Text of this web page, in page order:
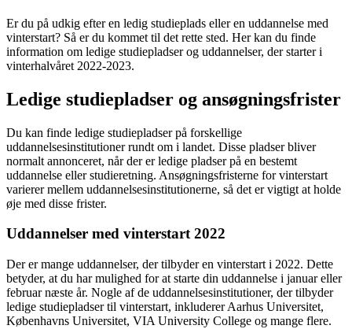
Er du på udkig efter en ledig studieplads eller en uddannelse med
vinterstart? Så er du kommet til det rette sted. Her kan du finde
information om ledige studiepladser og uddannelser, der starter i
vinterhalvåret 2022-2023.
Ledige studiepladser og ansøgningsfrister
Du kan finde ledige studiepladser på forskellige
uddannelsesinstitutioner rundt om i landet. Disse pladser bliver
normalt annonceret, når der er ledige pladser på en bestemt
uddannelse eller studieretning. Ansøgningsfristerne for vinterstart
varierer mellem uddannelsesinstitutionerne, så det er vigtigt at holde
øje med disse frister.
Uddannelser med vinterstart 2022
Der er mange uddannelser, der tilbyder en vinterstart i 2022. Dette
betyder, at du har mulighed for at starte din uddannelse i januar eller
februar næste år. Nogle af de uddannelsesinstitutioner, der tilbyder
ledige studiepladser til vinterstart, inkluderer Aarhus Universitet,
Københavns Universitet, VIA University College og mange flere.